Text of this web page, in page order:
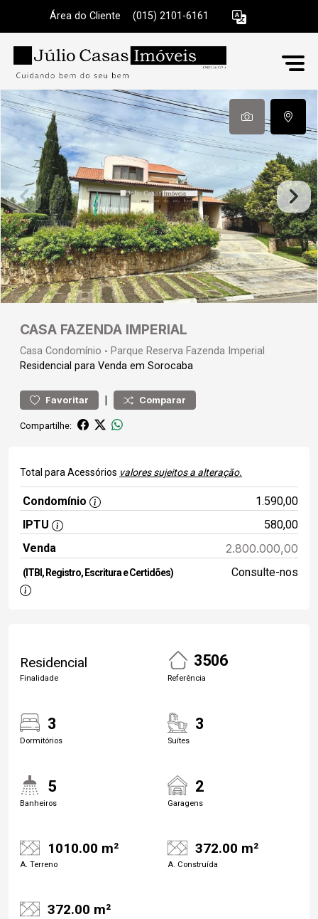
Área do Cliente (015) 2101-6161
CASA FAZENDA IMPERIAL
Casa Condomínio - Parque Reserva Fazenda Imperial
Residencial para Venda em Sorocaba
Favoritar | Comparar
Compartilhe:
Total para Acessórios valores sujeitos a alteração.
Condomínio
1.590,00
IPTU
580,00
Venda
2.800.000,00
(ITBI, Registro, Escritura e Certidões) Consulte-nos
Residencial
Finalidade
3506
Referência
3
Dormitórios
3
Suítes
5
Banheiros
2
Garagens
1010.00 m²
A. Terreno
372.00 m²
A. Construída
372.00 m²